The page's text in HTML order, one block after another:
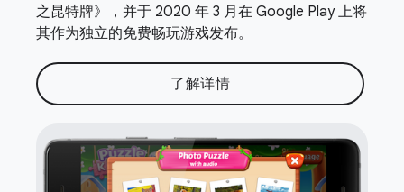
之昆特牌》，并于 2020 年 3 月在 Google Play 上将
其作为独立的免费畅玩游戏发布。
了解详情